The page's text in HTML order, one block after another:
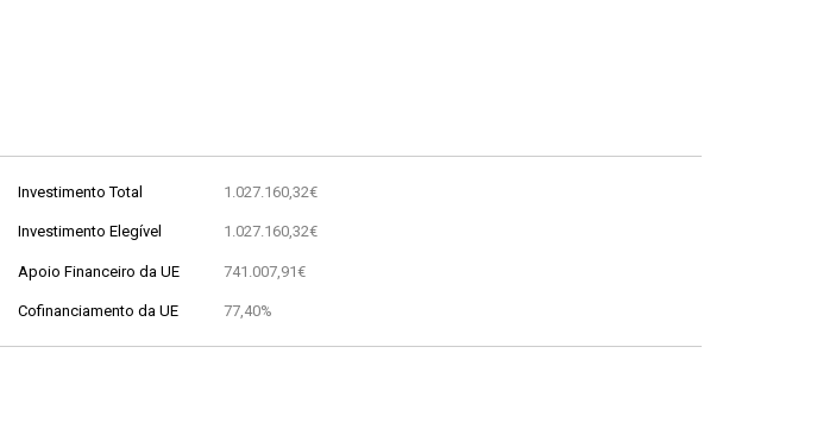
Investimento Total 1.027.160,32€
Investimento Elegível 1.027.160,32€
Apoio Financeiro da UE 741.007,91€
Cofinanciamento da UE 77,40%